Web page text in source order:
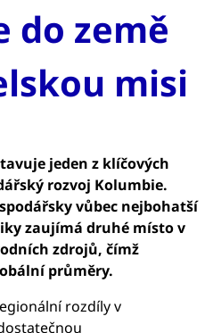
do země
misi
jeden z klíčových
rozvoj Kolumbie.
vůbec nejbohatší
zaujímá druhé místo v
zdrojů, čímž
průměry.
rozdíly v